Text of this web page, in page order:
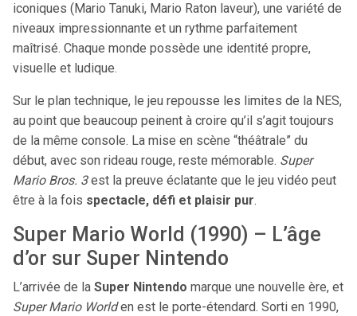
iconiques (Mario Tanuki, Mario Raton laveur), une variété de
niveaux impressionnante et un rythme parfaitement
maîtrisé. Chaque monde possède une identité propre,
visuelle et ludique.
Sur le plan technique, le jeu repousse les limites de la NES,
au point que beaucoup peinent à croire qu’il s’agit toujours
de la même console. La mise en scène “théâtrale” du
début, avec son rideau rouge, reste mémorable. Super
Mario Bros. 3est la preuve éclatante que le jeu vidéo peut
être à la fois spectacle, défi et plaisir pur.
Super Mario World (1990) – L’âge
d’or sur Super Nintendo
L’arrivée de la Super Nintendo marque une nouvelle ère, et
Super Mario Worlden est le porte-étendard. Sorti en 1990,